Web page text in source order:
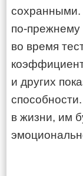
по-прежнему
во время
и других
в жизни, им